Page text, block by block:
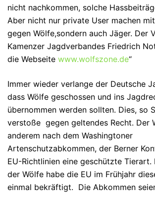
nicht nachkommen, solche
Aber nicht nur private User machen
gegen Wölfe,sondern auch Jäger. Der
Kamenzer Jagdverbandes Friedrich
die Webseite www.wolfszone.de“
Immer wieder verlange der Deutsche
dass Wölfe geschossen und ins
übernommen werden sollten. Dies, so
verstoße gegen geltendes Recht. Der
anderem nach dem Washingtoner
Artenschutzabkommen, der Berner
EU-Richtlinien eine geschützte Tierart.
der Wölfe habe die EU im Frühjahr
einmal bekräftigt. Die Abkommen